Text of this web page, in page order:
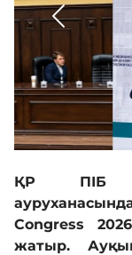
Байланыс
Адалдық алаңы
Бірыңғай
ҚР ПІБ
Congress
жатыр.